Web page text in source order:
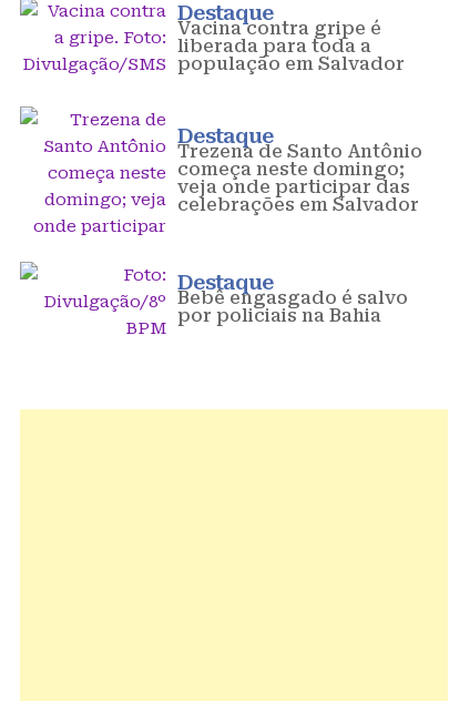
Destaque
Vacina contra gripe é
liberada para toda a
população em Salvador
Destaque
Trezena de Santo Antônio
começa neste domingo;
veja onde participar das
celebrações em Salvador
Destaque
Bebê engasgado é salvo
por policiais na Bahia